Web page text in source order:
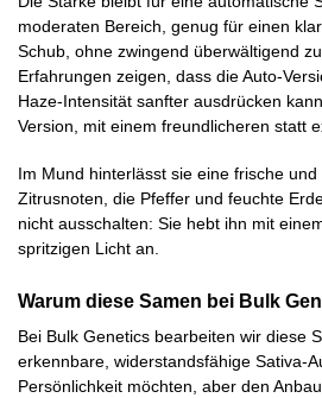
moderaten Bereich, genug für einen
Schub, ohne zwingend überwältigend
Erfahrungen zeigen, dass die Auto-
Haze-Intensität sanfter ausdrücken
Version, mit einem freundlicheren statt
Im Mund hinterlässt sie eine frische
Zitrusnoten, die Pfeffer und feuchte
nicht ausschalten: Sie hebt ihn mit
spritzigen Licht an.
Warum diese Samen bei Bulk
Bei Bulk Genetics bearbeiten wir diese
erkennbare, widerstandsfähige Sativa-
Persönlichkeit möchten, aber den